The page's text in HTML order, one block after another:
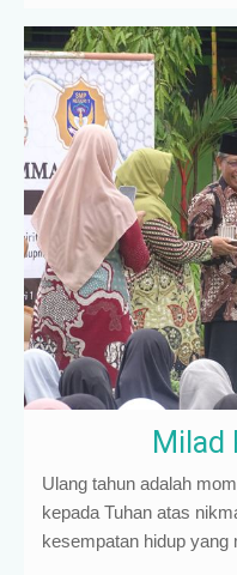
Milad
Ulang tahun adalah
kepada Tuhan atas
kesempatan hidup yang